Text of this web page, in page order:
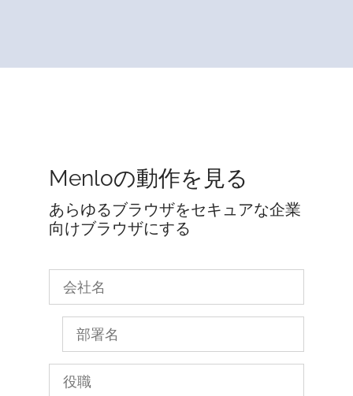
Menloの動作を見る
あらゆるブラウザをセキュアな企業
向けブラウザにする